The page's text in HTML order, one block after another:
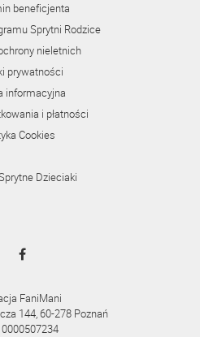
beneficjenta
Sprytni Rodzice
nieletnich
prywatności
informacyjna
i płatności
Cookies
Dzieciaki
FaniMani
144, 60-278 Poznań
0000507234